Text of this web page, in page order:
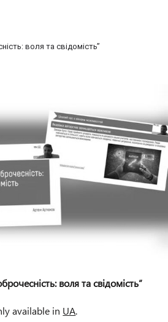
воля та свідомість”
воля та свідомість”
available in UA.